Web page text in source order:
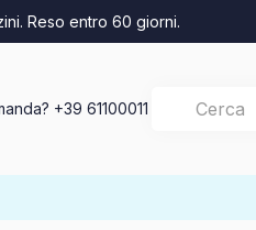
Reso entro 60 giorni.
+39 61100011